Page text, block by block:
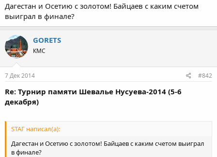
Дагестан и Осетию с золотом! Байцаев с каким счетом
выиграл в финале?
GORETS
КМС
7 Дек 2014 #842
Re: Турнир памяти Шевалье Нусуева-2014 (5-6
декабря)
STAГ написал(а):
Дагестан и Осетию с золотом! Байцаев с каким счетом выиграл
в финале?